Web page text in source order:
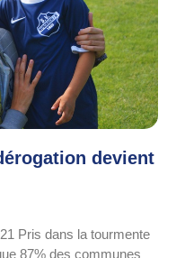
devient
Pris dans la tourmente
87% des communes